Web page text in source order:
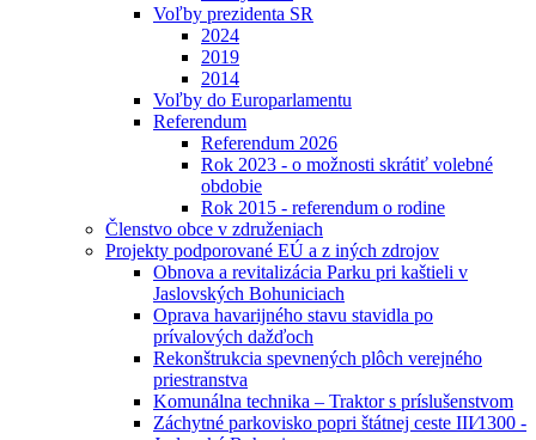
Voľby prezidenta SR
2024
2019
2014
Voľby do Europarlamentu
Referendum
Referendum 2026
Rok 2023 - o možnosti skrátiť volebné
obdobie
Rok 2015 - referendum o rodine
Členstvo obce v združeniach
Projekty podporované EÚ a z iných zdrojov
Obnova a revitalizácia Parku pri kaštieli v
Jaslovských Bohuniciach
Oprava havarijného stavu stavidla po
prívalových dažďoch
Rekonštrukcia spevnených plôch verejného
priestranstva
Komunálna technika – Traktor s príslušenstvom
Záchytné parkovisko popri štátnej ceste III⁄1300 -